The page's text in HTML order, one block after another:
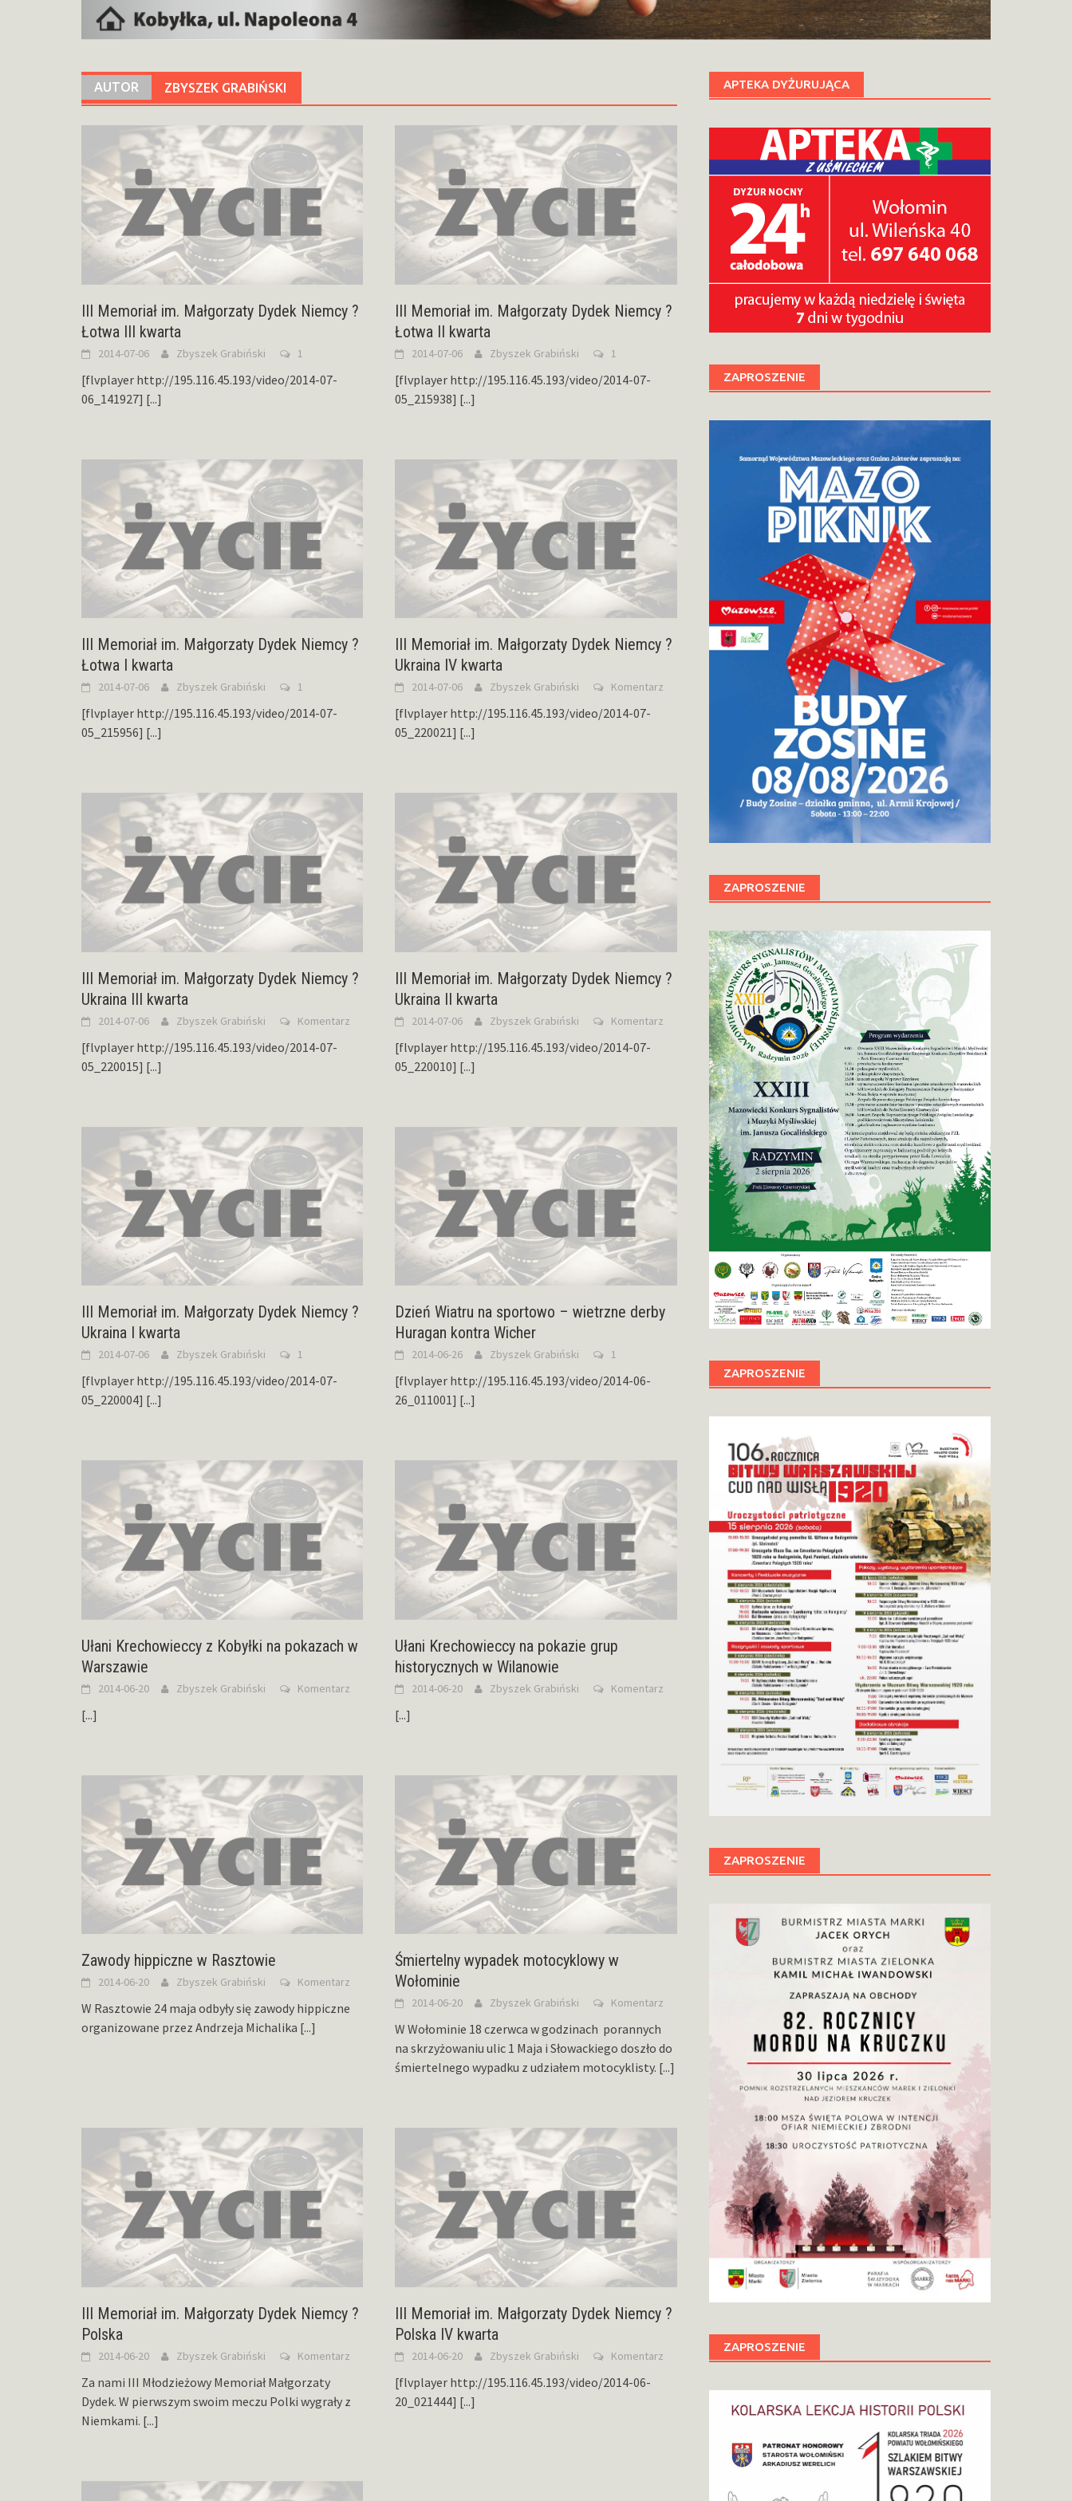
AUTOR ZBYSZEK GRABIŃSKI
III Memoriał im. Małgorzaty Dydek Niemcy ?
Łotwa III kwarta
2014-07-06 Zbyszek Grabiński 1
[flvplayer http://195.116.45.193/video/2014-07-
06_141927] [...]
III Memoriał im. Małgorzaty Dydek Niemcy ?
Łotwa II kwarta
2014-07-06 Zbyszek Grabiński 1
[flvplayer http://195.116.45.193/video/2014-07-
05_215938] [...]
III Memoriał im. Małgorzaty Dydek Niemcy ?
Łotwa I kwarta
2014-07-06 Zbyszek Grabiński 1
[flvplayer http://195.116.45.193/video/2014-07-
05_215956] [...]
III Memoriał im. Małgorzaty Dydek Niemcy ?
Ukraina IV kwarta
2014-07-06 Zbyszek Grabiński Komentarz
[flvplayer http://195.116.45.193/video/2014-07-
05_220021] [...]
III Memoriał im. Małgorzaty Dydek Niemcy ?
Ukraina III kwarta
2014-07-06 Zbyszek Grabiński Komentarz
[flvplayer http://195.116.45.193/video/2014-07-
05_220015] [...]
III Memoriał im. Małgorzaty Dydek Niemcy ?
Ukraina II kwarta
2014-07-06 Zbyszek Grabiński Komentarz
[flvplayer http://195.116.45.193/video/2014-07-
05_220010] [...]
III Memoriał im. Małgorzaty Dydek Niemcy ?
Ukraina I kwarta
2014-07-06 Zbyszek Grabiński 1
[flvplayer http://195.116.45.193/video/2014-07-
05_220004] [...]
Dzień Wiatru na sportowo – wietrzne derby
Huragan kontra Wicher
2014-06-26 Zbyszek Grabiński 1
[flvplayer http://195.116.45.193/video/2014-06-
26_011001] [...]
Ułani Krechowieccy z Kobyłki na pokazach w
Warszawie
2014-06-20 Zbyszek Grabiński Komentarz
[...]
Ułani Krechowieccy na pokazie grup
historycznych w Wilanowie
2014-06-20 Zbyszek Grabiński Komentarz
[...]
Zawody hippiczne w Rasztowie
2014-06-20 Zbyszek Grabiński Komentarz
W Rasztowie 24 maja odbyły się zawody hippiczne
organizowane przez Andrzeja Michalika [...]
Śmiertelny wypadek motocyklowy w
Wołominie
2014-06-20 Zbyszek Grabiński Komentarz
W Wołominie 18 czerwca w godzinach porannych
na skrzyżowaniu ulic 1 Maja i Słowackiego doszło do
śmiertelnego wypadku z udziałem motocyklisty. [...]
III Memoriał im. Małgorzaty Dydek Niemcy ?
Polska
2014-06-20 Zbyszek Grabiński Komentarz
Za nami III Młodzieżowy Memoriał Małgorzaty
Dydek. W pierwszym swoim meczu Polki wygrały z
Niemkami. [...]
III Memoriał im. Małgorzaty Dydek Niemcy ?
Polska IV kwarta
2014-06-20 Zbyszek Grabiński Komentarz
[flvplayer http://195.116.45.193/video/2014-06-
20_021444] [...]
APTEKA DYŻURUJĄCA
ZAPROSZENIE
ZAPROSZENIE
ZAPROSZENIE
ZAPROSZENIE
ZAPROSZENIE